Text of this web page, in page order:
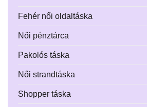
Fehér női oldaltáska
Női pénztárca
Pakolós táska
Női strandtáska
Shopper táska